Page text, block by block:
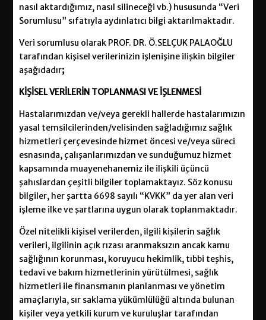
nasıl aktardığımız, nasıl silineceği vb.) hususunda “Veri
Sorumlusu” sıfatıyla aydınlatıcı bilgi aktarılmaktadır.
Veri sorumlusu olarak PROF. DR. Ö.SELÇUK PALAOĞLU
tarafından kişisel verilerinizin işlenişine ilişkin bilgiler
aşağıdadır;
KİŞİSELVERİLERİN TOPLANMASI VE İŞLENMESİ
Hastalarımızdan ve/veya gerekli hallerde hastalarımızın
yasal temsilcilerinden/velisinden sağladığımız sağlık
hizmetleri çerçevesinde hizmet öncesi ve/veya süreci
esnasında, çalışanlarımızdan ve sunduğumuz hizmet
kapsamında muayenehanemiz ile ilişkili üçüncü
şahıslardan çeşitli bilgiler toplamaktayız. Söz konusu
bilgiler, her şartta 6698 sayılı “KVKK” da yer alan veri
işleme ilke ve şartlarına uygun olarak toplanmaktadır.
Özel nitelikli kişisel verilerden, ilgili kişilerin sağlık
verileri, ilgilinin açık rızası aranmaksızın ancak kamu
sağlığının korunması, koruyucu hekimlik, tıbbi teşhis,
tedavi ve bakım hizmetlerinin yürütülmesi, sağlık
hizmetleri ile finansmanın planlanması ve yönetim
amaçlarıyla, sır saklama yükümlülüğü altında bulunan
kişiler veya yetkili kurum ve kuruluşlar tarafından